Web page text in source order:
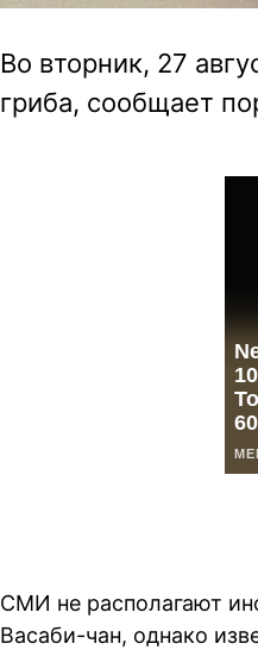
Во вторник, 27
гриба, сообщает
СМИ не располагают
Васаби-чан, однако